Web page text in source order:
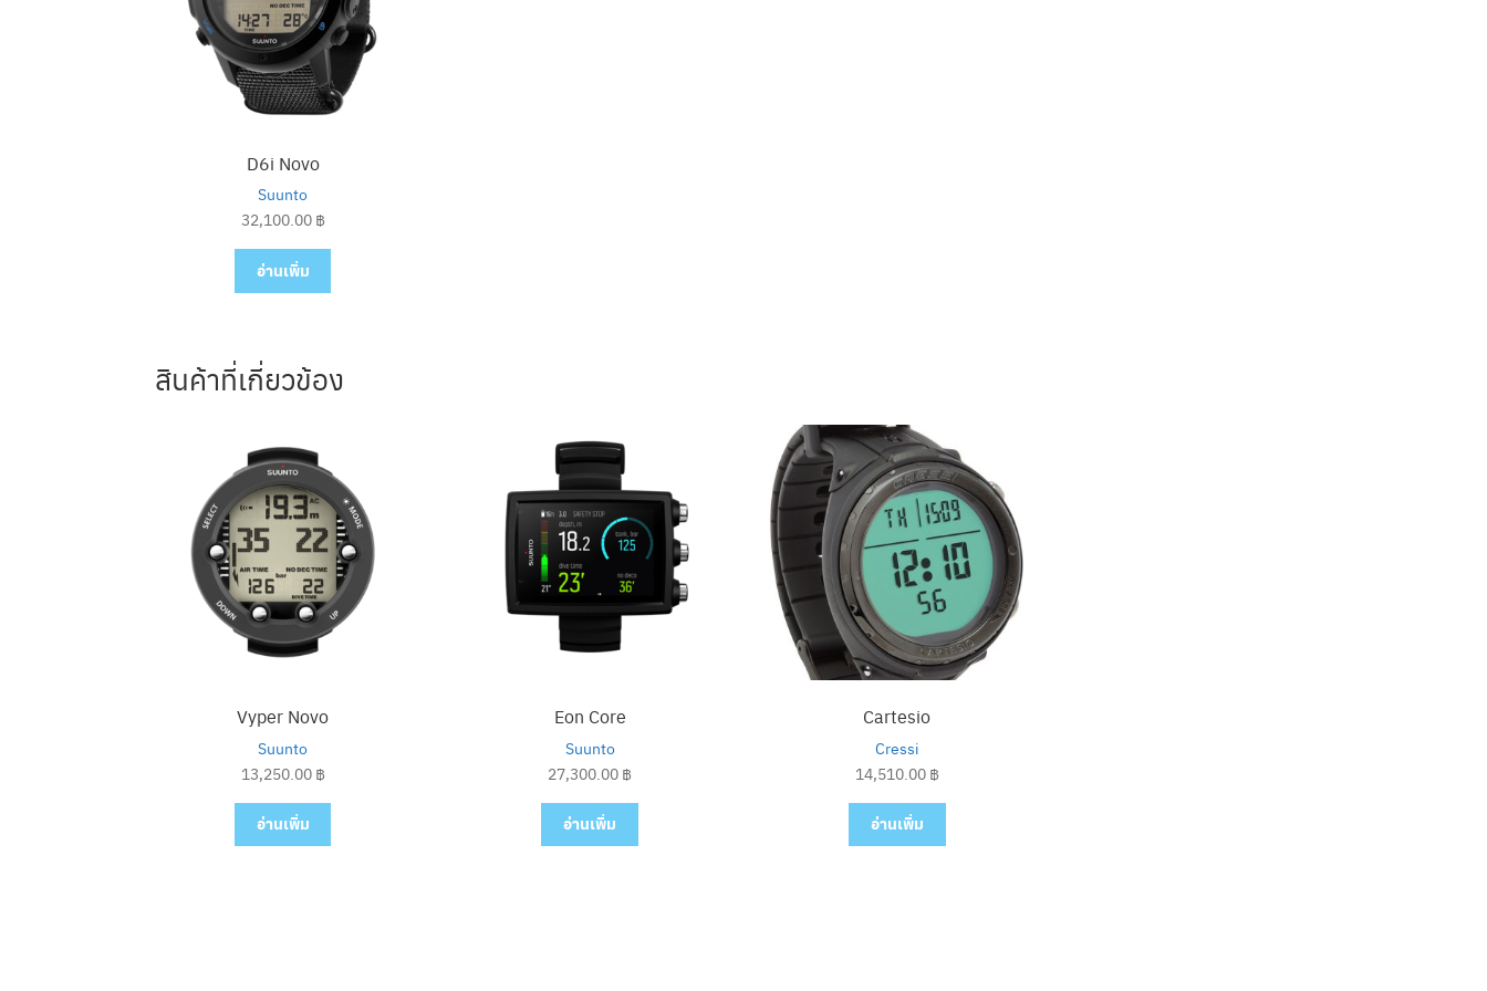
D6i Novo
Suunto
32,100.00 ฿
อ่านเพิ่ม
สินค้าที่เกี่ยวข้อง
Vyper Novo
Suunto
13,250.00 ฿
อ่านเพิ่ม
Eon Core
Suunto
27,300.00 ฿
อ่านเพิ่ม
Cartesio
Cressi
14,510.00 ฿
อ่านเพิ่ม